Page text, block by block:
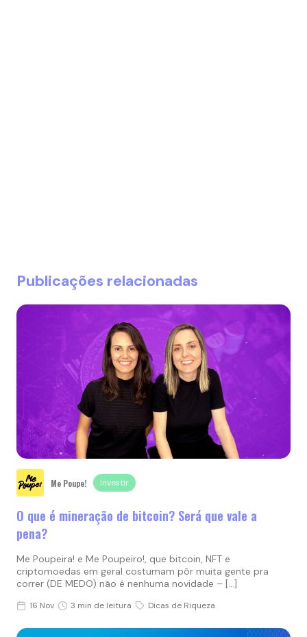
Publicações relacionadas
Me Poupe! Investir
O que é mineração de bitcoin? Será que vale a
pena?
Me Poupeira! e Me Poupeiro!, que bitcoin, NFT e
criptomoedas em geral costumam pôr muita gente pra
correr (DE MEDO) não é nenhuma novidade – […]
16 Nov 3 min de leitura Dicas de Riqueza